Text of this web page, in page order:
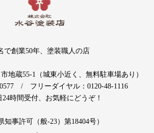
で創業50年、塗装職人の店
地蔵55-1（城東小近く、無料駐車場あり）
/ フリーダイヤル：0120-48-1116
時間受付、お気軽にどうぞ！
知事許可（般-23）第18404号）